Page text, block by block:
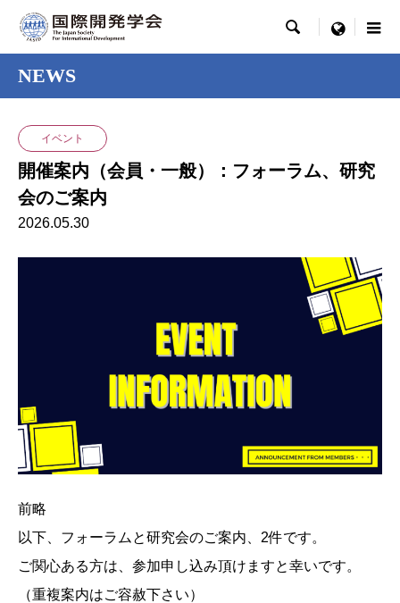
 menu
NEWS
イベント
開催案内（会員・一般）：フォーラム、研究
会のご案内
2026.05.30
前略
以下、フォーラムと研究会のご案内、2件です。
ご関心ある方は、参加申し込み頂けますと幸いです。
（重複案内はご容赦下さい）